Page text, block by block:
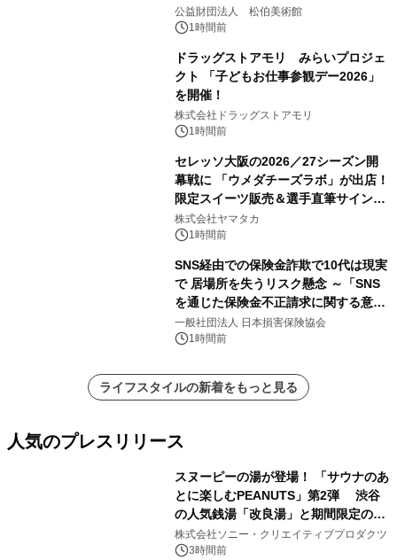
公益財団法人 松伯美術館
1時間前
ドラッグストアモリ みらいプロジェ
クト 「子どもお仕事参観デー2026」
を開催！
株式会社ドラッグストアモリ
1時間前
セレッソ大阪の2026／27シーズン開
幕戦に 「ウメダチーズラボ」が出店！
限定スイーツ販売＆選手直筆サイング
ッズが当たる抽選会を 8月8日に開催
株式会社ヤマタカ
1時間前
SNS経由での保険金詐欺で10代は現実
で 居場所を失うリスク懸念 ～「SNS
を通じた保険金不正請求に関する意識
調査」を実施、 認知度の低さも浮き彫
りに～
一般社団法人 日本損害保険協会
1時間前
ライフスタイルの新着をもっと見る
人気のプレスリリース
スヌーピーの湯が登場！ 「サウナのあ
とに楽しむPEANUTS」第2弾 渋谷
の人気銭湯「改良湯」と期間限定のコ
ラボレーション サウナイキタイコラ
ボグッズも発売決定！
株式会社ソニー・クリエイティブプロダクツ
3時間前